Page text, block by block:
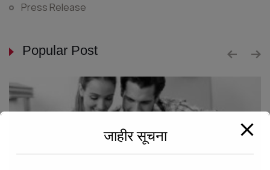
Press Release
Popular Post
जाहीर सूचना